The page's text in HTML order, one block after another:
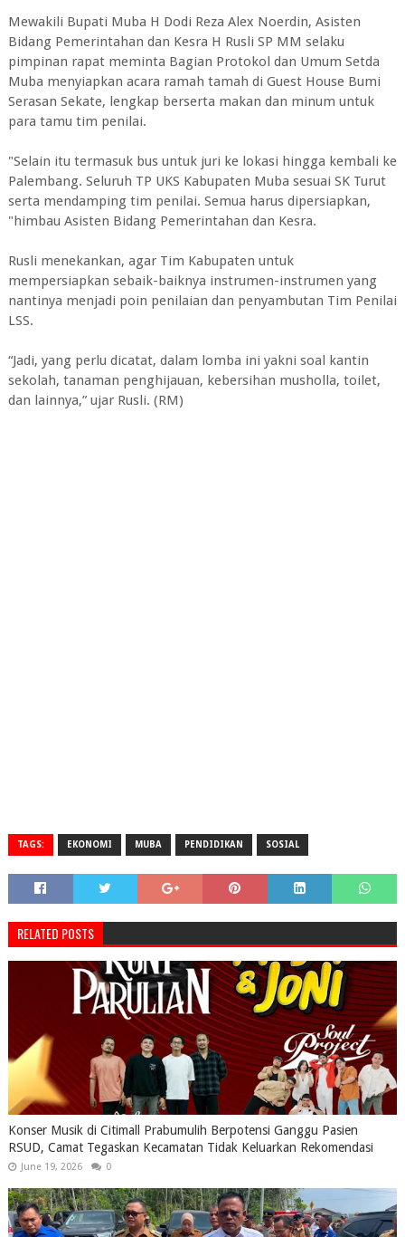
Mewakili Bupati Muba H Dodi Reza Alex Noerdin, Asisten
Bidang Pemerintahan dan Kesra H Rusli SP MM selaku
pimpinan rapat meminta Bagian Protokol dan Umum Setda
Muba menyiapkan acara ramah tamah di Guest House Bumi
Serasan Sekate, lengkap berserta makan dan minum untuk
para tamu tim penilai.
"Selain itu termasuk bus untuk juri ke lokasi hingga kembali ke
Palembang. Seluruh TP UKS Kabupaten Muba sesuai SK Turut
serta mendamping tim penilai. Semua harus dipersiapkan,
"himbau Asisten Bidang Pemerintahan dan Kesra.
Rusli menekankan, agar Tim Kabupaten untuk
mempersiapkan sebaik-baiknya instrumen-instrumen yang
nantinya menjadi poin penilaian dan penyambutan Tim Penilai
LSS.
“Jadi, yang perlu dicatat, dalam lomba ini yakni soal kantin
sekolah, tanaman penghijauan, kebersihan musholla, toilet,
dan lainnya,” ujar Rusli. (RM)
TAGS: EKONOMI MUBA PENDIDIKAN SOSIAL
RELATED POSTS
Konser Musik di Citimall Prabumulih Berpotensi Ganggu Pasien
RSUD, Camat Tegaskan Kecamatan Tidak Keluarkan Rekomendasi
June 19, 2026 0